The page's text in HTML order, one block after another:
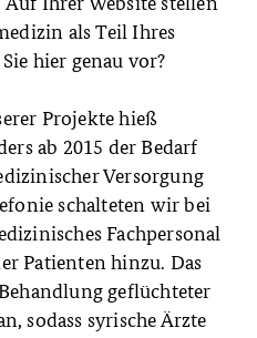
als Teil Ihres
hier genau vor?
Projekte hieß
ab 2015 der Bedarf
Versorgung
schalteten wir bei
Fachpersonal
Patienten hinzu. Das
geflüchteter
sodass syrische Ärzte